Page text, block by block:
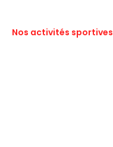
Nos activités sportives